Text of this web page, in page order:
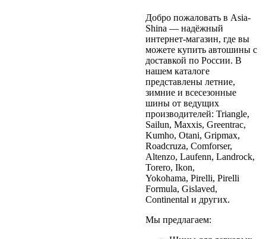
Добро пожаловать в Asia-
Shina — надёжный
интернет-магазин, где вы
можете купить автошины с
доставкой по России. В
нашем каталоге
представлены летние,
зимние и всесезонные
шины от ведущих
производителей: Triangle,
Sailun, Maxxis, Greentrac,
Kumho, Otani, Gripmax,
Roadcruza, Comforser,
Altenzo, Laufenn, Landrock,
Torero, Ikon,
Yokohama, Pirelli, Pirelli
Formula, Gislaved,
Continental и других.
Мы предлагаем: